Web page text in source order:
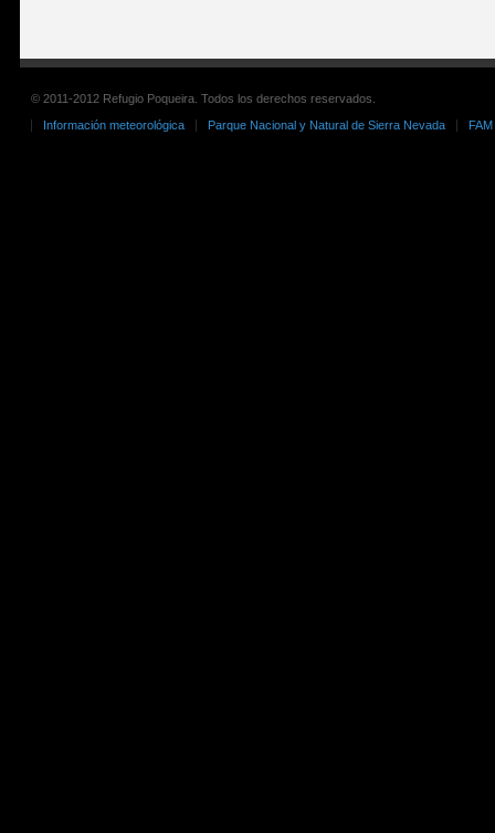
© 2011-2012 Refugio Poqueira. Todos los derechos reservados.
Información meteorológica
Parque Nacional y Natural de Sierra Nevada FAM